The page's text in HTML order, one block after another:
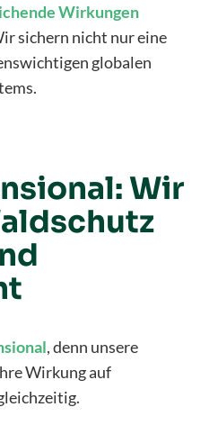
Wirkungen
sichern nicht nur eine
globalen
Wir
, denn unsere
Wirkung auf